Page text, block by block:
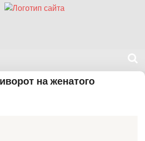
на женатого